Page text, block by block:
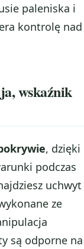
paleniska i
kontrolę nad
wskaźnik
, dzięki
podczas
uchwyt
ze
są odporne na